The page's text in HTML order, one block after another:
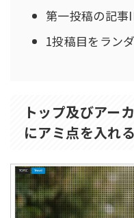
第一投稿の記事
1投稿目をラン
トップ及びアー
にアミ点を入れる